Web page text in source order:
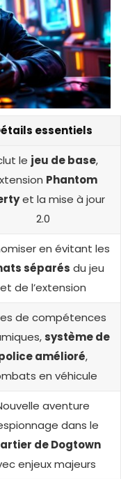
essentiels
le jeu de base,
Phantom
et la mise à jour
2.0
en évitant les
séparés du jeu
et de l’extension
de compétences
système de
amélioré,
en véhicule
aventure
dans le
de Dogtown
enjeux majeurs